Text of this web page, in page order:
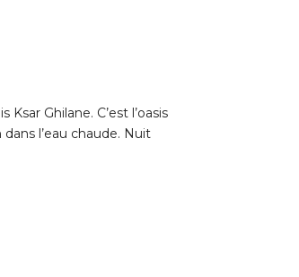
Ghilane. C’est l’oasis
l’eau chaude. Nuit